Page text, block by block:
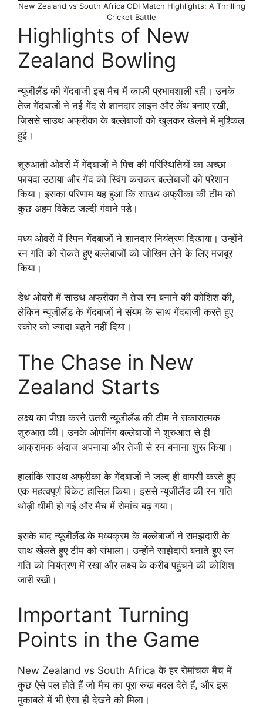
New Zealand vs South Africa ODI Match Highlights: A Thrilling
Cricket Battle
Highlights of New
Zealand Bowling
न्यूजीलैंड की गेंदबाजी इस मैच में काफी प्रभावशाली रही। उनके
तेज गेंदबाजों ने नई गेंद से शानदार लाइन और लेंथ बनाए रखी,
जिससे साउथ अफ्रीका के बल्लेबाजों को खुलकर खेलने में मुश्किल
हुई।
शुरुआती ओवरों में गेंदबाजों ने पिच की परिस्थितियों का अच्छा
फायदा उठाया और गेंद को स्विंग कराकर बल्लेबाजों को परेशान
किया। इसका परिणाम यह हुआ कि साउथ अफ्रीका की टीम को
कुछ अहम विकेट जल्दी गंवाने पड़े।
मध्य ओवरों में स्पिन गेंदबाजों ने शानदार नियंत्रण दिखाया। उन्होंने
रन गति को रोकते हुए बल्लेबाजों को जोखिम लेने के लिए मजबूर
किया।
डेथ ओवरों में साउथ अफ्रीका ने तेज रन बनाने की कोशिश की,
लेकिन न्यूजीलैंड के गेंदबाजों ने संयम के साथ गेंदबाजी करते हुए
स्कोर को ज्यादा बढ़ने नहीं दिया।
The Chase in New
Zealand Starts
लक्ष्य का पीछा करने उतरी न्यूजीलैंड की टीम ने सकारात्मक
शुरुआत की। उनके ओपनिंग बल्लेबाजों ने शुरुआत से ही
आक्रामक अंदाज अपनाया और तेजी से रन बनाना शुरू किया।
हालांकि साउथ अफ्रीका के गेंदबाजों ने जल्द ही वापसी करते हुए
एक महत्वपूर्ण विकेट हासिल किया। इससे न्यूजीलैंड की रन गति
थोड़ी धीमी हो गई और मैच में रोमांच बढ़ गया।
इसके बाद न्यूजीलैंड के मध्यक्रम के बल्लेबाजों ने समझदारी के
साथ खेलते हुए टीम को संभाला। उन्होंने साझेदारी बनाते हुए रन
गति को नियंत्रण में रखा और लक्ष्य के करीब पहुंचने की कोशिश
जारी रखी।
Important Turning
Points in the Game
New Zealand vs South Africa के हर रोमांचक मैच में
कुछ ऐसे पल होते हैं जो मैच का पूरा रुख बदल देते हैं, और इस
मुकाबले में भी ऐसा ही देखने को मिला।